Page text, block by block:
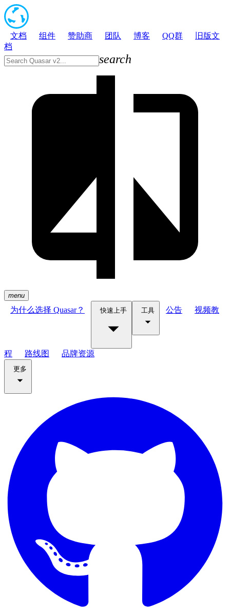
文档 组件 赞助商 团队 博客 QQ群
旧版文
档
search
menu
为什么选择 Quasar？ 快速上手 工具 公告 视频教
程 路线图 品牌资源
更多